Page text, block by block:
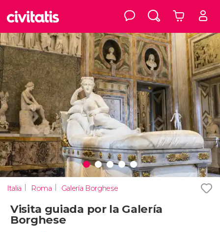
Italia Roma Galería Borghese
Visita guiada por la Galería
Borghese